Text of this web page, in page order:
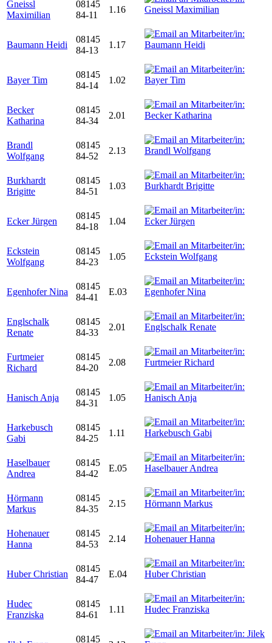
Gneissl
Maximilian
08145
84-11
1.16
Baumann Heidi
08145
84-13
1.17
Bayer Tim
08145
84-14
1.02
Becker
Katharina
08145
84-34
2.01
Brandl
Wolfgang
08145
84-52
2.13
Burkhardt
Brigitte
08145
84-51
1.03
Ecker Jürgen
08145
84-18
1.04
Eckstein
Wolfgang
08145
84-23
1.05
Egenhofer Nina
08145
84-41
E.03
Englschalk
Renate
08145
84-33
2.01
Furtmeier
Richard
08145
84-20
2.08
Hanisch Anja
08145
84-31
1.05
Harkebusch
Gabi
08145
84-25
1.11
Haselbauer
Andrea
08145
84-42
E.05
Hörmann
Markus
08145
84-35
2.15
Hohenauer
Hanna
08145
84-53
2.14
Huber Christian
08145
84-47
E.04
Hudec
Franziska
08145
84-61
1.11
08145